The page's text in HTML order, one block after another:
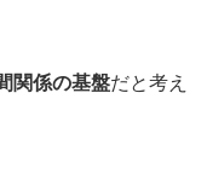
関係の基盤だと考え